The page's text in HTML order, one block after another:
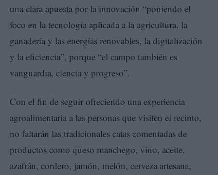
una clara apuesta por la innovación “poniendo el
foco en la tecnología aplicada a la agricultura, la
ganadería y las energías renovables, la digitalización
y la eficiencia”, porque “el campo también es
vanguardia, ciencia y progreso”.
Con el fin de seguir ofreciendo una experiencia
agroalimentaria a las personas que visiten el recinto,
no faltarán las tradicionales catas comentadas de
productos como queso manchego, vino, aceite,
azafrán, cordero, jamón, melón, cerveza artesana,